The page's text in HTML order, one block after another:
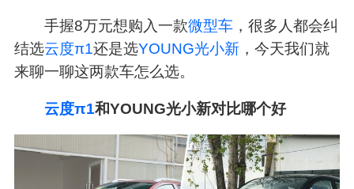
手握8万元想购入一款微型车 ，很多人都会纠
结选云度π1还是选YOUNG光小新，今天我们就
来聊一聊这两款车怎么选。
云度π1和YOUNG光小新对比哪个好